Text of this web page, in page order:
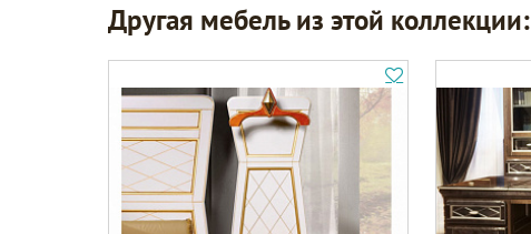
Другая мебель из этой коллекции: